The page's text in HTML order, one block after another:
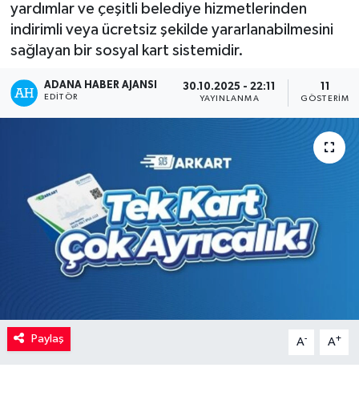
yardımlar ve çeşitli belediye hizmetlerinden
indirimli veya ücretsiz şekilde yararlanabilmesini
sağlayan bir sosyal kart sistemidir.
ADANA HABER AJANSI
EDITÖR
30.10.2025 - 22:11
YAYINLANMA GÖSTERIM
Paylaş A- A+
Magazin